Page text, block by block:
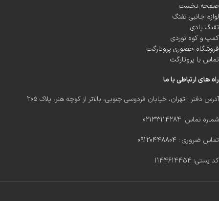
صفحه نخست
لوازم جانبی تفنگ
تفنگ بادی
کمپ و کوه نوردی
فروشگاه حضوری پروتارگت
تماس با پروتارگت
راه های ارتباطی با ما
آدرس دفتر : تهران، خیابان فردوسی جنوبی، بالاتر از کوچه هنر، پلاک 205
شماره تماس: 02133114284
تماس ضروری : 09120448804
کد پستی: 1144614454